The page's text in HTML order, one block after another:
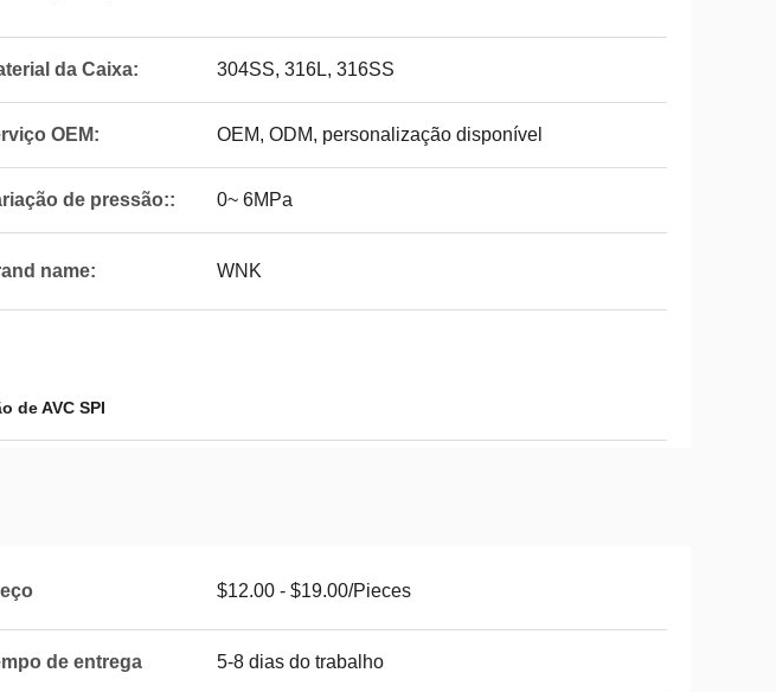
da Caixa: 304SS, 316L, 316SS
OEM: OEM, ODM, personalização disponível
de pressão:: 0~ 6MPa
name: WNK
de AVC SPI
$12.00 - $19.00/Pieces
de entrega 5-8 dias do trabalho